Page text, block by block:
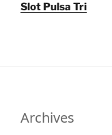
Slot Pulsa Tri
Archives